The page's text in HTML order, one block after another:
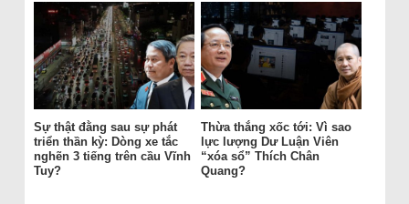
Sự thật đằng sau sự phát
triển thần kỳ: Dòng xe tắc
nghẽn 3 tiếng trên cầu Vĩnh
Tuy?
Thừa thắng xốc tới: Vì sao
lực lượng Dư Luận Viên
“xóa sổ” Thích Chân
Quang?